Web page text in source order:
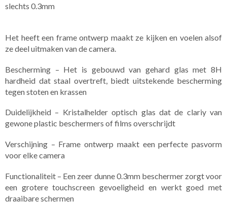
slechts 0.3mm
Het heeft een frame ontwerp maakt ze kijken en voelen alsof
ze deel uitmaken van de camera.
Bescherming – Het is gebouwd van gehard glas met 8H
hardheid dat staal overtreft, biedt uitstekende bescherming
tegen stoten en krassen
Duidelijkheid – Kristalhelder optisch glas dat de clariy van
gewone plastic beschermers of films overschrijdt
Verschijning – Frame ontwerp maakt een perfecte pasvorm
voor elke camera
Functionaliteit – Een zeer dunne 0.3mm beschermer zorgt voor
een grotere touchscreen gevoeligheid en werkt goed met
draaibare schermen